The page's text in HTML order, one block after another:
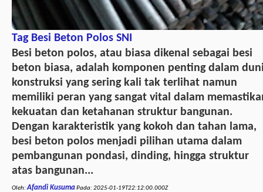
Tag Besi Beton Polos SNI
Besi beton polos, atau biasa dikenal sebagai besi
beton biasa, adalah komponen penting dalam
konstruksi yang sering kali tak terlihat namun
memiliki peran yang sangat vital dalam
kekuatan dan ketahanan struktur bangunan.
Dengan karakteristik yang kokoh dan tahan lama,
besi beton polos menjadi pilihan utama dalam
pembangunan pondasi, dinding, hingga struktur
atas bangunan...
Oleh:Afandi KusumaPada:2025-01-19T22:12:00.000Z